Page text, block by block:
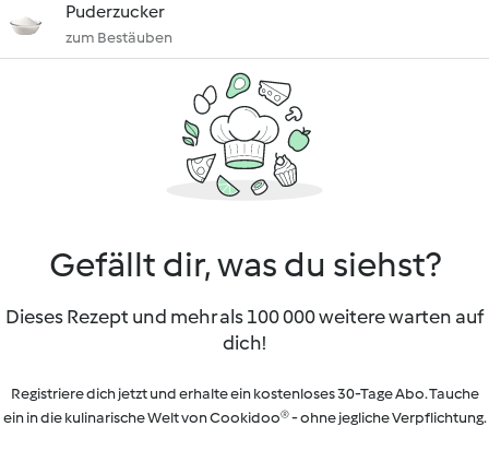
Puderzucker
zum Bestäuben
Gefällt dir, was du siehst?
Dieses Rezept und mehr als 100 000 weitere warten auf
dich!
Registriere dich jetzt und erhalte ein kostenloses 30-Tage Abo. Tauche
ein in die kulinarische Welt von Cookidoo® - ohne jegliche Verpflichtung.